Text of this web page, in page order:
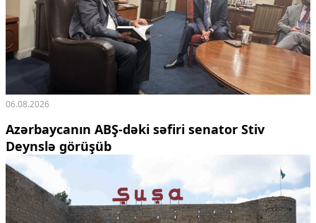
06.08.2026
Azərbaycanın ABŞ-dəki səfiri senator Stiv
Deynslə görüşüb